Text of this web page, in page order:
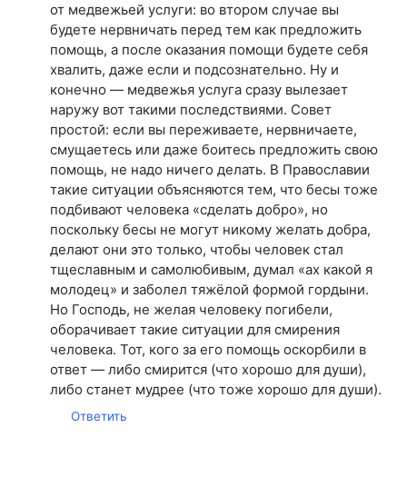
от медвежьей услуги: во втором случае вы
будете нервничать перед тем как предложить
помощь, а после оказания помощи будете себя
хвалить, даже если и подсознательно. Ну и
конечно — медвежья услуга сразу вылезает
наружу вот такими последствиями. Совет
простой: если вы переживаете, нервничаете,
смущаетесь или даже боитесь предложить свою
помощь, не надо ничего делать. В Православии
такие ситуации объясняются тем, что бесы тоже
подбивают человека «сделать добро», но
поскольку бесы не могут никому желать добра,
делают они это только, чтобы человек стал
тщеславным и самолюбивым, думал «ах какой я
молодец» и заболел тяжёлой формой гордыни.
Но Господь, не желая человеку погибели,
оборачивает такие ситуации для смирения
человека. Тот, кого за его помощь оскорбили в
ответ — либо смирится (что хорошо для души),
либо станет мудрее (что тоже хорошо для души).
Ответить